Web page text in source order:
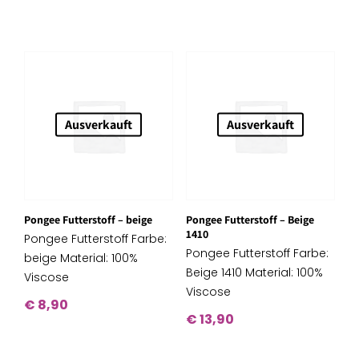
Ausverkauft
Pongee Futterstoff – beige
Pongee Futterstoff Farbe:
beige Material: 100%
Viscose
€ 8,90
Ausverkauft
Pongee Futterstoff – Beige
1410
Pongee Futterstoff Farbe:
Beige 1410 Material: 100%
Viscose
€13,90